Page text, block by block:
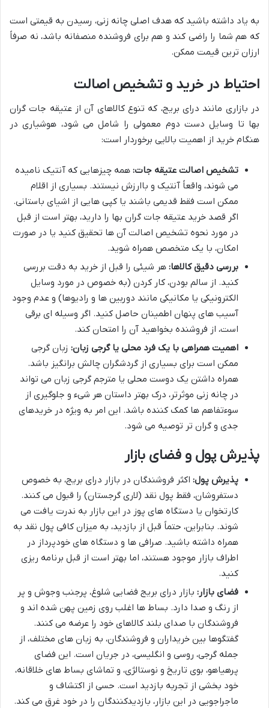
به یاد داشته باشید که هدف اصلی چانه زنی، رسیدن به قیمتی است
که هم شما را راضی کند و هم برای فروشنده منصفانه باشد، نه صرفاً
ارزان ترین قیمت ممکن.
احتیاط در خرید و تشخیص اصالت
در بازاری مانند درای بریج، که تنوع کالاهای آن از عتیقه جات گران
بها تا وسایل دست دوم معمولی را شامل می شود، هوشیاری در
هنگام خرید از اهمیت بالایی برخوردار است:
تشخیص اصالت عتیقه جات: همه چیزهایی که آنتیک نامیده
می شوند، واقعاً آنتیک و باارزش نیستند. بسیاری از اقلام
ممکن است فقط قدیمی باشند یا کپی هایی از اشیای باستانی.
اگر قصد خرید عتیقه جات گران بها را دارید، بهتر است از قبل
در مورد نحوه تشخیص اصالت آن ها تحقیق کنید یا در صورت
امکان، با یک متخصص همراه شوید.
بررسی دقیق کالاها: هر شیئی را قبل از خرید به دقت بررسی
کنید. از سالم بودن، کار کردن (به خصوص در مورد وسایل
الکترونیکی یا مکانیکی مانند دوربین ها و رادیوها) و عدم وجود
آسیب های پنهان اطمینان حاصل کنید. اگر وسیله ای برقی
است، از فروشنده بخواهید آن را امتحان کند.
اهمیت همراهی با یک فرد محلی یا گرجی زبان: زبان گرجی
ممکن است برای بسیاری از گردشگران چالش برانگیز باشد.
همراه داشتن یک دوست محلی یا مترجم گرجی زبان می تواند
در چانه زنی موثرتر، درک بهتر داستان هر شیء و جلوگیری از
سوءتفاهم ها کمک کننده باشد. این امر به ویژه در خریدهای
جدی و گران تر توصیه می شود.
پذیرش پول و فضای بازار
پذیرش پول: اکثر فروشندگان در بازار درای بریج، به خصوص
دستفروشان، فقط پول نقد (لاری گرجستان) را قبول می کنند.
کارتخوان یا دستگاه های پوز در این بازار به ندرت یافت می
شوند. بنابراین، حتماً قبل از بازدید، به میزان کافی پول نقد به
همراه داشته باشید. صرافی ها و دستگاه های خودپرداز در
اطراف بازار موجود هستند، اما بهتر است از قبل برنامه ریزی
کنید.
فضای بازار: بازار درای بریج فضایی شلوغ، پرجنب وجوش و پر
از رنگ و صدا دارد. بساط ها اغلب روی زمین پهن شده اند و
فروشندگان با صدای بلند کالاهای خود را عرضه می کنند.
گفتگوها بین خریداران و فروشندگان، به زبان های مختلف، از
جمله گرجی، روسی و انگلیسی، در جریان است. این فضای
پرهیاهو، بوی تاریخ و نوستالژی، و تماشای بساط های خلاقانه،
خود بخشی از تجربه بازدید است. حسی از اکتشاف و
ماجراجویی در این بازار، بازدیدکنندگان را در خود غرق می کند.